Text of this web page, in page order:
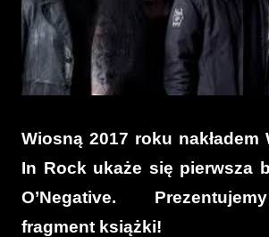
Wiosną 2017 roku nakładem
In Rock ukaże się pierwsza
O’Negative.
fragment książki!